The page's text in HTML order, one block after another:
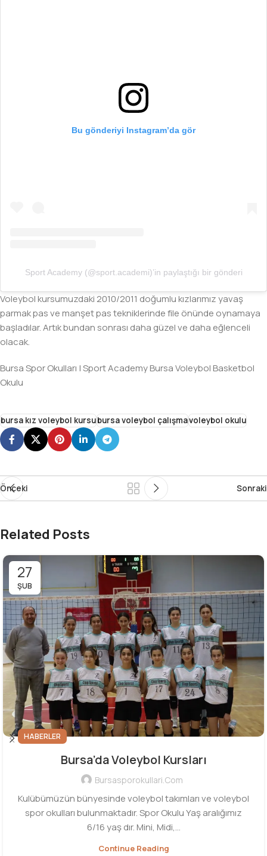
Bu gönderiyi Instagram’da gör
Sport Academy (@sport.academi)’in paylaştığı bir gönderi
Voleybol kursumuzdaki 2010/2011 doğumlu kızlarımız yavaş
parmak pas ve manşet pas tekniklerinde file önünde oynamaya
başladılar. Artık bundan sonrası daha güzel ve daha eğlenceli
olacak.
Bursa Spor Okulları | Sport Academy Bursa Voleybol Basketbol
Okulu
bursa kız voleybol kursubursa voleybol çalışmavoleybol okulu
Önceki Sonraki
Related Posts
27
ŞUB
HABERLER
Bursa’da Voleybol Kursları
Bursasporokullari.com
Kulübümüzün bünyesinde voleybol takımları ve voleybol
spor okulları bulunmaktadır. Spor Okulu Yaş aralığımız
6/16 yaş dır. Mini, Midi,...
Continue Reading